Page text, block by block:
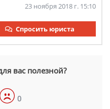
23 ноября 2018 г. 15:10
Спросить юриста
вас полезной?
0